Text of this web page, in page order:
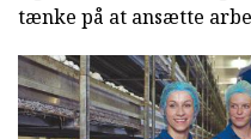
tænke på at ansætte